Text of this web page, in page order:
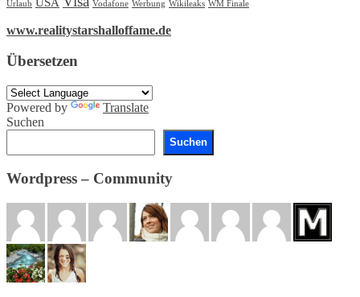
Urlaub Vodafone Werbung Wikileaks WM Finale
www.realitystarshalloffame.de
Übersetzen
Powered by
Translate
Suchen
Suchen
Wordpress – Community